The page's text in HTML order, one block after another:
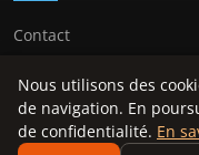
Contact
© 2026
Nous utilisons des
de navigation. En
de confidentialité. En